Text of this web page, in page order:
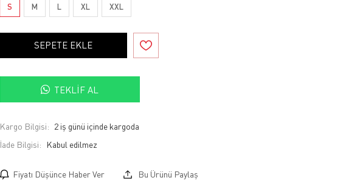
S M L XL XXL
SEPETE EKLE
TEKLIF AL
Kargo Bilgisi: 2 iş günü içinde kargoda
İade Bilgisi:
Fiyatı Düşünce Haber Ver Bu Ürünü Paylaş